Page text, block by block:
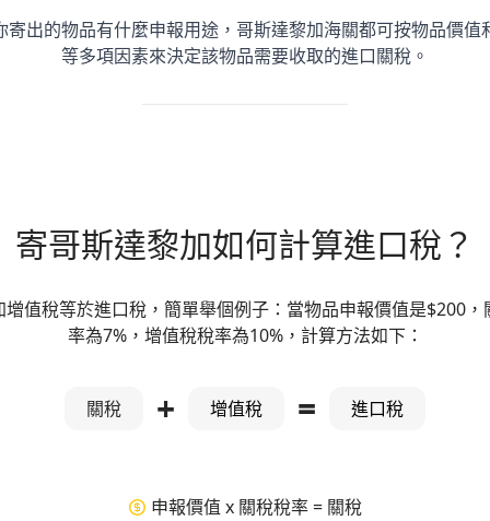
寄出的物品有什麼申報用途，哥斯達黎加海關都可按物品價值
等多項因素來決定該物品需要收取的進口關稅。
寄哥斯達黎加如何計算進口稅？
增值稅等於進口稅，簡單舉個例子：當物品申報價值是$200，
率為7%，增值稅稅率為10%，計算方法如下：
關稅 + 增值稅 = 進口稅
申報價值 x 關稅稅率 = 關稅